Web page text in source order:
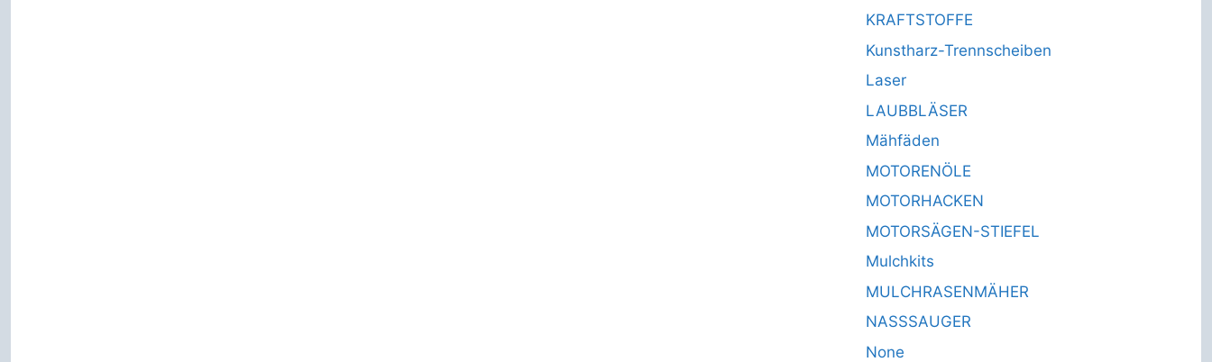
KRAFTSTOFFE
Kunstharz-Trennscheiben
Laser
LAUBBLÄSER
Mähfäden
MOTORENÖLE
MOTORHACKEN
MOTORSÄGEN-STIEFEL
Mulchkits
MULCHRASENMÄHER
NASSSAUGER
None